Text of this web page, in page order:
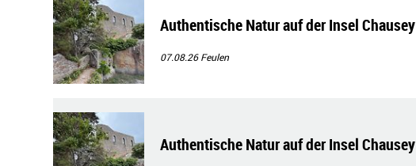
Authentische Natur auf der Insel Chausey
07.08.26Feulen
Authentische Natur auf der Insel Chausey